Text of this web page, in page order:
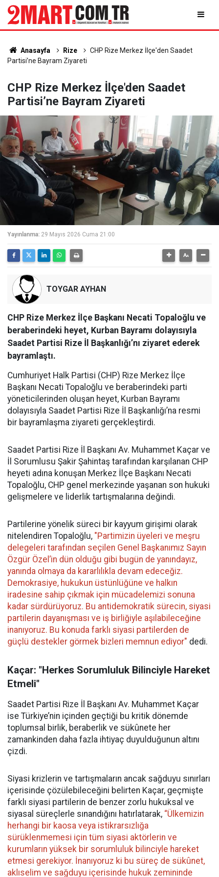
Anasayfa Rize
CHP Rize Merkez İlçe'den Saadet
Partisi’ne Bayram Ziyareti
CHP Rize Merkez İlçe'den Saadet
Partisi’ne Bayram Ziyareti
Yayınlanma: 29 Mayıs 2026 Cuma 21:00
TOYGAR AYHAN
CHP Rize Merkez İlçe Başkanı Necati Topaloğlu ve
beraberindeki heyet, Kurban Bayramı dolayısıyla
Saadet Partisi Rize İl Başkanlığı’nı ziyaret ederek
bayramlaştı.
Cumhuriyet Halk Partisi (CHP) Rize Merkez İlçe
Başkanı Necati Topaloğlu ve beraberindeki parti
yöneticilerinden oluşan heyet, Kurban Bayramı
dolayısıyla Saadet Partisi Rize İl Başkanlığı’na resmi
bir bayramlaşma ziyareti gerçekleştirdi.
Saadet Partisi Rize İl Başkanı Av. Muhammet Kaçar ve
İl Sorumlusu Şakir Şahintaş tarafından karşılanan CHP
heyeti adına konuşan Merkez İlçe Başkanı Necati
Topaloğlu, CHP genel merkezinde yaşanan son hukuki
gelişmelere ve liderlik tartışmalarına değindi.
Partilerine yönelik süreci bir kayyum girişimi olarak
nitelendiren Topaloğlu, "Partimizin üyeleri ve meşru
delegeleri tarafından seçilen Genel Başkanımız Sayın
Özgür Özel’in dün olduğu gibi bugün de yanındayız,
yanında olmaya da kararlılıkla devam edeceğiz.
Demokrasiye, hukukun üstünlüğüne ve halkın
iradesine sahip çıkmak için mücadelemizi sonuna
kadar sürdürüyoruz. Bu antidemokratik sürecin, siyasi
partilerin dayanışması ve iş birliğiyle aşılabileceğine
inanıyoruz. Bu konuda farklı siyasi partilerden de
güçlü destekler görmek bizleri memnun ediyor" dedi.
Kaçar: "Herkes Sorumluluk Bilinciyle Hareket
Etmeli"
Saadet Partisi Rize İl Başkanı Av. Muhammet Kaçar
ise Türkiye’nin içinden geçtiği bu kritik dönemde
toplumsal birlik, beraberlik ve sükûnete her
zamankinden daha fazla ihtiyaç duyulduğunun altını
çizdi.
Siyasi krizlerin ve tartışmaların ancak sağduyu sınırları
içerisinde çözülebileceğini belirten Kaçar, geçmişte
farklı siyasi partilerin de benzer zorlu hukuksal ve
siyasal süreçlerle sınandığını hatırlatarak, “Ülkemizin
herhangi bir kaosa veya istikrarsızlığa
sürüklenmemesi için tüm siyasi aktörlerin ve
kurumların yüksek bir sorumluluk bilinciyle hareket
etmesi gerekiyor. İnanıyoruz ki bu süreç de sükûnet,
aklıselim ve sağduyu içerisinde hukuk zemininde